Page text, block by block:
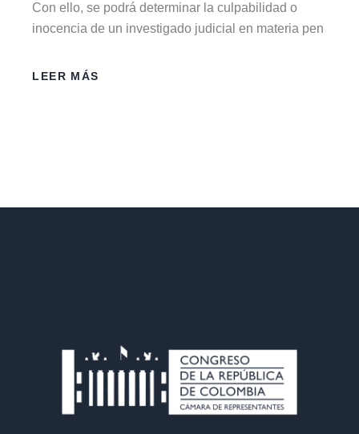
Con ello, se podrá determinar la culpabilidad o
inocencia de un investigado judicial en materia pen
LEER MÁS